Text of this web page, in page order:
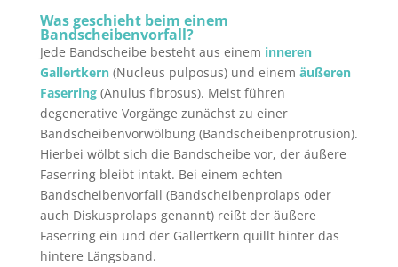
Was geschieht beim einem
Bandscheibenvorfall?
Jede Bandscheibe besteht aus einem inneren
Gallertkern(Nucleus pulposus) und einem äußeren
Faserring(Anulus fibrosus). Meist führen
degenerative Vorgänge zunächst zu einer
Bandscheibenvorwölbung (Bandscheibenprotrusion).
Hierbei wölbt sich die Bandscheibe vor, der äußere
Faserring bleibt intakt. Bei einem echten
Bandscheibenvorfall (Bandscheibenprolaps oder
auch Diskusprolaps genannt) reißt der äußere
Faserring ein und der Gallertkern quillt hinter das
hintere Längsband.